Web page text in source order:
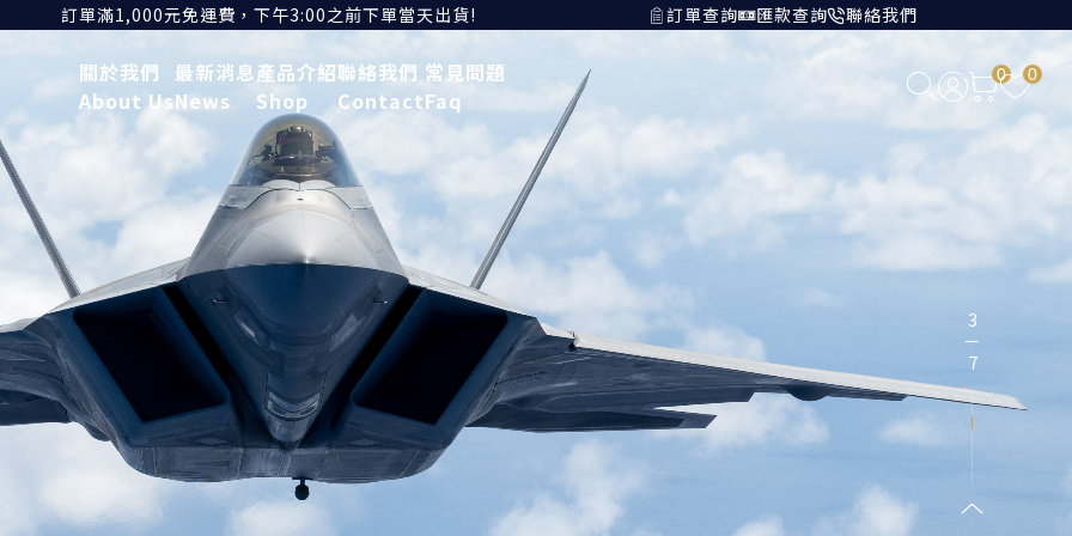
訂單滿1,000元免運費，下午3:00之前下單當天出貨! 訂單查詢 匯款查詢 聯絡我們
關於我們
About Us
最新消息
News
產品介紹
Shop
聯絡我們
Contact
常見問題
Faq
0 0
3
－
7